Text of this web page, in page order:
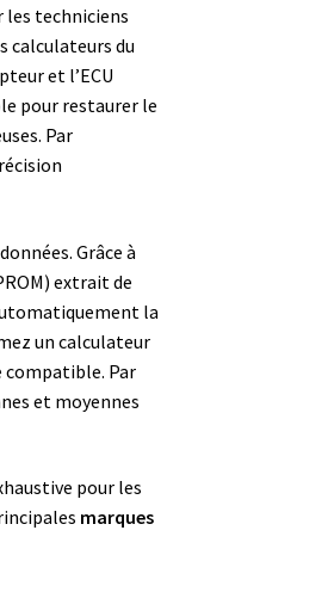
les techniciens
calculateurs du
et l’ECU
pour restaurer le
Par
Grâce à
extrait de
la
un calculateur
compatible. Par
et moyennes
pour les
marques